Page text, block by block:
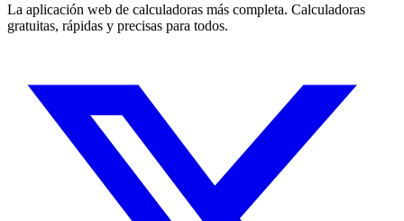
La aplicación web de calculadoras más completa. Calculadoras
gratuitas, rápidas y precisas para todos.